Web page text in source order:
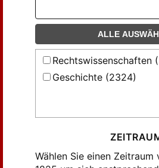
ALLE
Rechtswissenschaften
Geschichte (2324)
Wählen Sie einen Zeitraum